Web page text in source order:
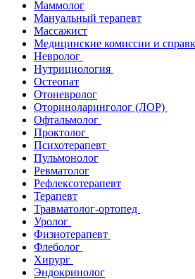
Маммолог
Мануальный терапевт
Массажист
Медицинские комиссии и
Невролог
Нутрициология
Остеопат
Отоневролог
Оториноларинголог (ЛОР)
Офтальмолог
Проктолог
Психотерапевт
Пульмонолог
Ревматолог
Рефлексотерапевт
Терапевт
Травматолог-ортопед
Уролог
Физиотерапевт
Флеболог
Хирург
Эндокринолог